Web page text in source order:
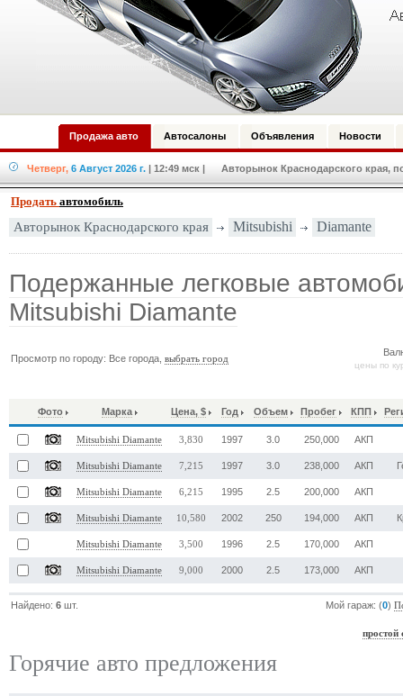
Продажа авто Автосалоны Объявления Новости
Четверг, 6 Август 2026 г. | 12:49 мск | Авторынок Краснодарского края,
Продать автомобиль
Авторынок Краснодарского края Mitsubishi Diamante
Подержанные легковые
Mitsubishi Diamante
Просмотр по городу: Все города,выбрать город
цены по
Фото Марка Цена, $ Год Объем Пробег КПП
Mitsubishi Diamante 3,830 1997 3.0 250,000 АКП
Mitsubishi Diamante 7,215 1997 3.0 238,000 АКП
Mitsubishi Diamante 6,215 1995 2.5 200,000 АКП
Mitsubishi Diamante 10,580 2002 250 194,000 АКП
Mitsubishi Diamante 3,500 1996 2.5 170,000 АКП
Mitsubishi Diamante 9,000 2000 2.5 173,000 АКП
Найдено:6 шт. Мой гараж: (0)
простой
Горячие авто предложения